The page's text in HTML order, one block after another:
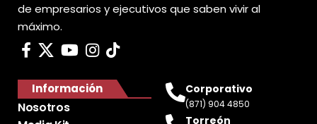
de empresarios y ejecutivos que saben vivir al
máximo.
Información
Nosotros
Corporativo
(871) 904 4850
Torreón